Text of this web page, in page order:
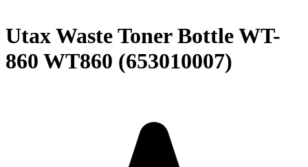
Utax Waste Toner Bottle WT-
860 WT860 (653010007)